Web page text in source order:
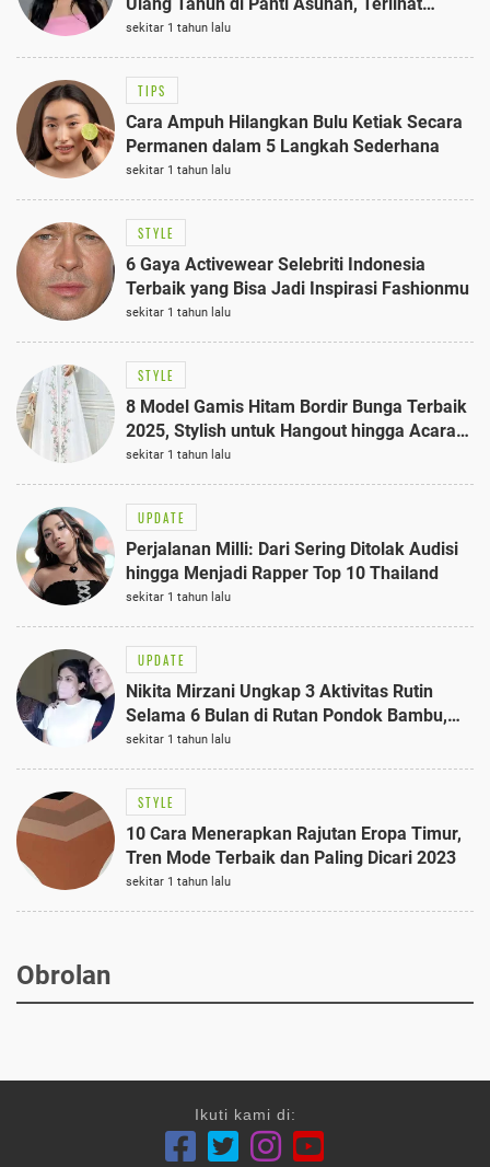
Anggun dengan Kaftan Cokelat
sekitar 1 tahun lalu
TIPS
Cara Ampuh Hilangkan Bulu Ketiak Secara
Permanen dalam 5 Langkah Sederhana
sekitar 1 tahun lalu
STYLE
6 Gaya Activewear Selebriti Indonesia
Terbaik yang Bisa Jadi Inspirasi Fashionmu
sekitar 1 tahun lalu
STYLE
8 Model Gamis Hitam Bordir Bunga Terbaik
2025, Stylish untuk Hangout hingga Acara
Semi-Formal
sekitar 1 tahun lalu
UPDATE
Perjalanan Milli: Dari Sering Ditolak Audisi
hingga Menjadi Rapper Top 10 Thailand
sekitar 1 tahun lalu
UPDATE
Nikita Mirzani Ungkap 3 Aktivitas Rutin
Selama 6 Bulan di Rutan Pondok Bambu,
Terungkap!
sekitar 1 tahun lalu
STYLE
10 Cara Menerapkan Rajutan Eropa Timur,
Tren Mode Terbaik dan Paling Dicari 2023
sekitar 1 tahun lalu
Obrolan
Ikuti kami di: